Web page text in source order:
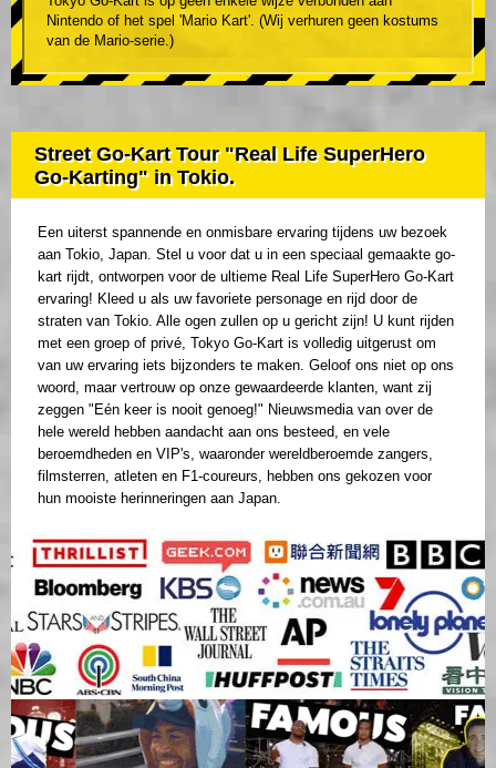
Nintendo of het spel 'Mario Kart'. (Wij verhuren geen kostums
van de Mario-serie.)
Street Go-Kart Tour "Real Life SuperHero
Go-Karting" in Tokio.
Een uiterst spannende en onmisbare ervaring tijdens uw bezoek
aan Tokio, Japan. Stel u voor dat u in een speciaal gemaakte go-
kart rijdt, ontworpen voor de ultieme Real Life SuperHero Go-Kart
ervaring! Kleed u als uw favoriete personage en rijd door de
straten van Tokio. Alle ogen zullen op u gericht zijn! U kunt rijden
met een groep of privé, Tokyo Go-Kart is volledig uitgerust om
van uw ervaring iets bijzonders te maken. Geloof ons niet op ons
woord, maar vertrouw op onze gewaardeerde klanten, want zij
zeggen "Eén keer is nooit genoeg!" Nieuwsmedia van over de
hele wereld hebben aandacht aan ons besteed, en vele
beroemdheden en VIP's, waaronder wereldberoemde zangers,
filmsterren, atleten en F1-coureurs, hebben ons gekozen voor
hun mooiste herinneringen aan Japan.